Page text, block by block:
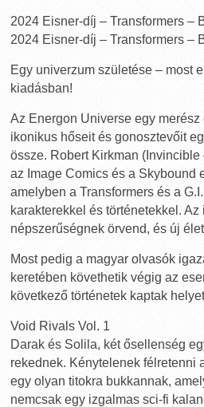
2024 Eisner-díj – Transformers –
2024 Eisner-díj – Transformers –
Egy univerzum születése – most
kiadásban!
Az Energon Universe egy
ikonikus hőseit és gonosztevőit
össze. Robert Kirkman
az Image Comics és a Skybound
amelyben a Transformers és a
karakterekkel és történetekkel.
népszerűségnek örvend, és új
Most pedig a magyar olvasók
keretében követhetik végig az
következő történetek kaptak
Void Rivals Vol. 1
Darak és Solila, két ősellenség
rekednek. Kénytelenek félretenni
egy olyan titokra bukkannak,
nemcsak egy izgalmas sci-fi